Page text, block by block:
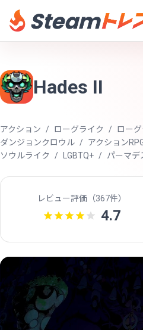
Hades II
アクション ローグライク ロー
ダンジョンクロウル
アクション
ソウルライク
LGBTQ+ パーマデ
レビュー評価（367件）
4.7